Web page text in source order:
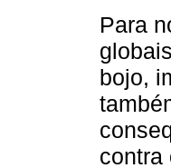
Para
bojo,
contra